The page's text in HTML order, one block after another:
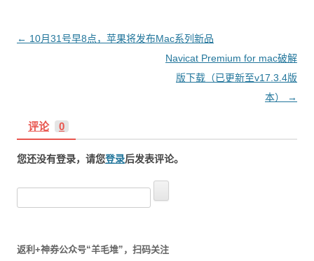
文
← 10月31号早8点，苹果将发布Mac系列新品
Navicat Premium for mac破解
版下载（已更新至v17.3.4版
本）
→
评论 0
您还没有登录，请您登录后发表评论。
搜
索
返利+神券公众号“羊毛堆”，扫码关注